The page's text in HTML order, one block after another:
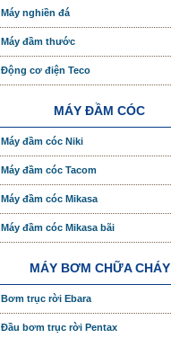
Máy nghiền đá
Máy đầm thước
Động cơ điện Teco
MÁY ĐẦM CÓC
Máy đầm cóc Niki
Máy đầm cóc Tacom
Máy đầm cóc Mikasa
Máy đầm cóc Mikasa bãi
MÁY BƠM CHỮA CHÁY
Bơm trục rời Ebara
Đầu bơm trục rời Pentax